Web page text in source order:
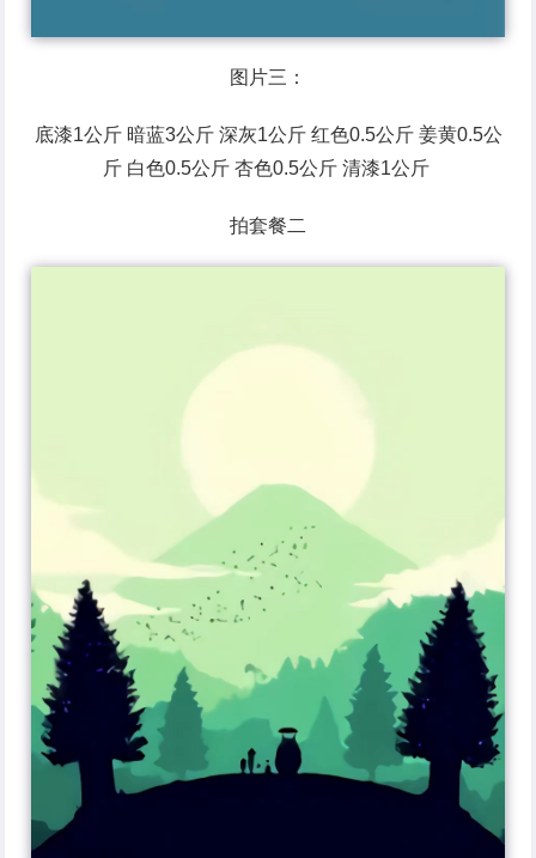
图片三：
底漆1公斤 暗蓝3公斤 深灰1公斤 红色0.5公斤 姜黄0.5公
斤 白色0.5公斤 杏色0.5公斤 清漆1公斤
拍套餐二